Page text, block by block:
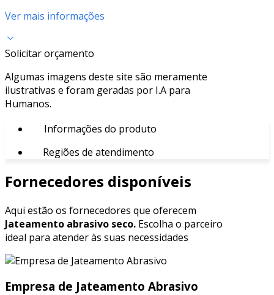
Ver mais informações
Solicitar orçamento
Algumas imagens deste site são meramente
ilustrativas e foram geradas por I.A para
Humanos.
Informações do produto
Regiões de atendimento
Fornecedores disponíveis
Aqui estão os fornecedores que oferecem
Jateamento abrasivo seco. Escolha o parceiro
ideal para atender às suas necessidades
Empresa de Jateamento Abrasivo